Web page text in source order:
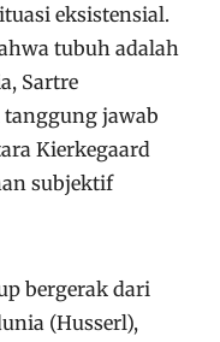
eksistensial.
tubuh adalah
Sartre
tanggung jawab
Kierkegaard
subjektif
bergerak dari
(Husserl),